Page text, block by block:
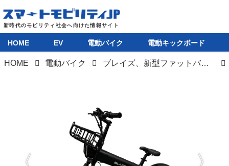
電動バイク
電動キックボード
HOME EV 電動バイク 電動キックボード
HOME 電動バイク ブレイズ、新型ファットバイク「STYLE e-BIKE」を楽天ショップで販売開始